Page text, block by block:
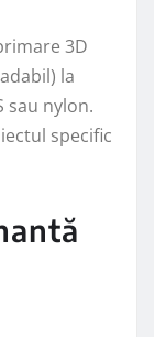
3D
la
sau nylon.
specific